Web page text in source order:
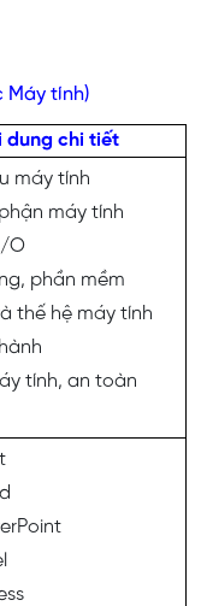
Máy tính)
dung chi tiết
máy tính
máy tính
O
phần mềm
thế hệ máy tính
tính, an toàn